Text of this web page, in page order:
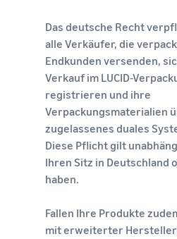
Das deutsche Recht
alle Verkäufer, die
Endkunden versenden,
Verkauf im LUCID-
registrieren und ihre
Verpackungsmaterialien
zugelassenes duales
Diese Pflicht gilt
Ihren Sitz in Deutschland
haben.
Fallen Ihre Produkte
mit erweiterter